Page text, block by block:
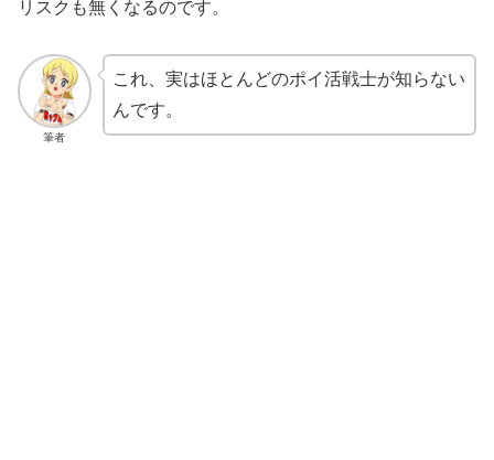
リスクも無くなるのです。
筆者
これ、実はほとんどのポイ活戦士が知らない
んです。